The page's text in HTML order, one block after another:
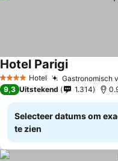
4 SterrenHotel Gastronomisch
Hotel ParigiPrijzen
9,3 Uitstekend 1.314
Selecteer datums om
te zien